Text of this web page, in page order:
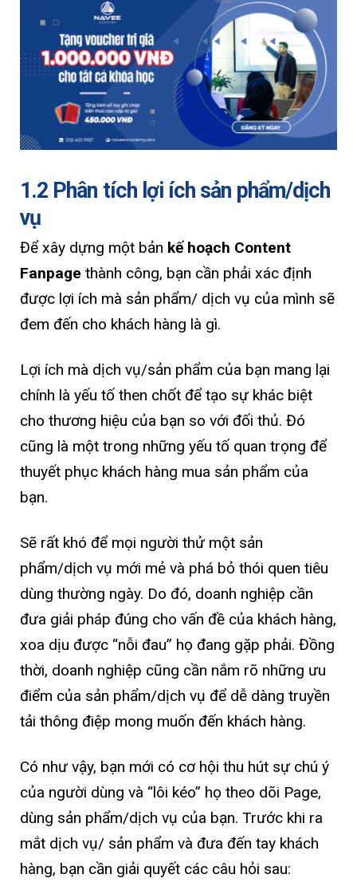
1.2 Phân tích lợi ích sản phẩm/dịch
vụ
Để xây dựng một bản kế hoạch Content
Fanpage thành công, bạn cần phải xác định
được lợi ích mà sản phẩm/ dịch vụ của mình sẽ
đem đến cho khách hàng là gì.
Lợi ích mà dịch vụ/sản phẩm của bạn mang lại
chính là yếu tố then chốt để tạo sự khác biệt
cho thương hiệu của bạn so với đối thủ. Đó
cũng là một trong những yếu tố quan trọng để
thuyết phục khách hàng mua sản phẩm của
bạn.
Sẽ rất khó để mọi người thử một sản
phẩm/dịch vụ mới mẻ và phá bỏ thói quen tiêu
dùng thường ngày. Do đó, doanh nghiệp cần
đưa giải pháp đúng cho vấn đề của khách hàng,
xoa dịu được “nỗi đau” họ đang gặp phải. Đồng
thời, doanh nghiệp cũng cần nắm rõ những ưu
điểm của sản phẩm/dịch vụ để dễ dàng truyền
tải thông điệp mong muốn đến khách hàng.
Có như vậy, bạn mới có cơ hội thu hút sự chú ý
của người dùng và “lôi kéo” họ theo dõi Page,
dùng sản phẩm/dịch vụ của bạn. Trước khi ra
mắt dịch vụ/ sản phẩm và đưa đến tay khách
hàng, bạn cần giải quyết các câu hỏi sau: